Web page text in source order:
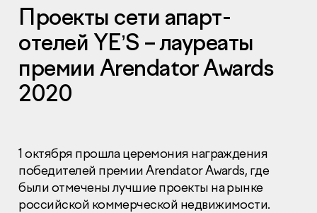
Проекты сети апарт-
отелей YE’S – лауреаты
премии Arendator Awards
2020
1 октября прошла церемония награждения
победителей премии Arendator Awards, где
были отмечены лучшие проекты на рынке
российской коммерческой недвижимости.